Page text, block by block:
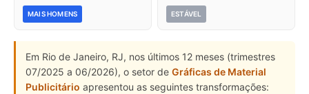
MAIS HOMENS ESTÁVEL
Em Rio de Janeiro, RJ, nos últimos 12 meses (trimestres
07/2025 a 06/2026), o setor de Gráficas de Material
Publicitário apresentou as seguintes transformações: